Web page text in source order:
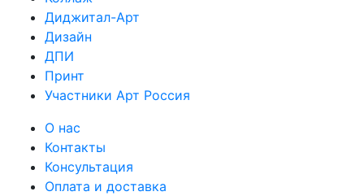
Диджитал-Арт
Дизайн
ДПИ
Принт
Участники Арт Россия
О нас
Контакты
Консультация
Оплата и доставка